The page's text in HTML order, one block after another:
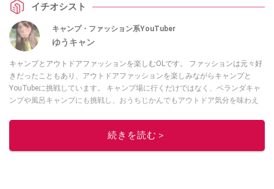
イチオシスト
キャンプ・ファッション系YouTuber
ゆうキャン
キャンプとアウトドアファッションを楽しむOLです。 ファッションは元々好
きだったこともあり、アウトドアファッションを楽しみながらキャンプと
YouTubeに挑戦しています。 キャンプ場に行くだけではなく、ベランダキャ
ンプや風呂キャンプにも挑戦し、おうちじかんでもアウトドア気分を味わえ
に楽しく参考にしていただけるような動画を発信しています(^^)
Twitter・TikTok・YouTube
続きを読む＞